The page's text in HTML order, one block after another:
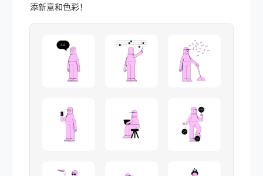
添新意和色彩！